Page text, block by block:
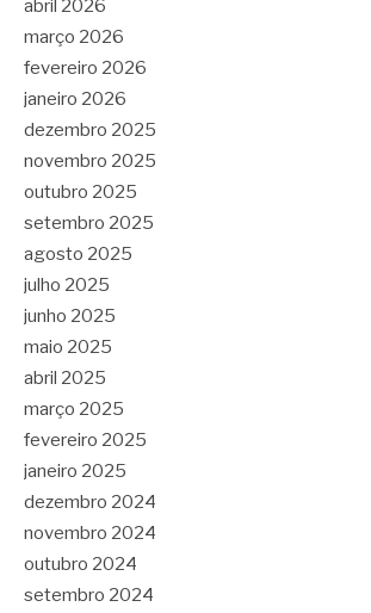
abril 2026
março 2026
fevereiro 2026
janeiro 2026
dezembro 2025
novembro 2025
outubro 2025
setembro 2025
agosto 2025
julho 2025
junho 2025
maio 2025
abril 2025
março 2025
fevereiro 2025
janeiro 2025
dezembro 2024
novembro 2024
outubro 2024
setembro 2024